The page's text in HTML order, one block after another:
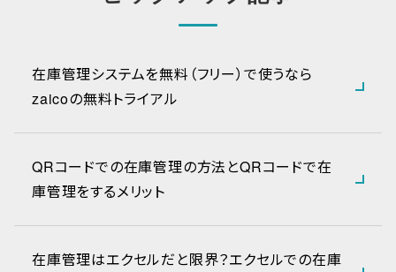
在庫管理システムを無料（フリー）で使うなら
zaicoの無料トライアル
QRコードでの在庫管理の方法とQRコードで在
庫管理をするメリット
在庫管理はエクセルだと限界？エクセルでの在庫